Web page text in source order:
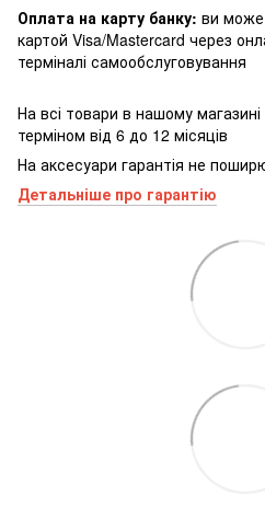
Оплата на карту банку: ви
картой Visa/Mastercard через
терміналі самообслуговування
На всі товари в нашому магазині
терміном від 6 до 12 місяців
На аксесуари гарантія не
Детальніше про гарантію